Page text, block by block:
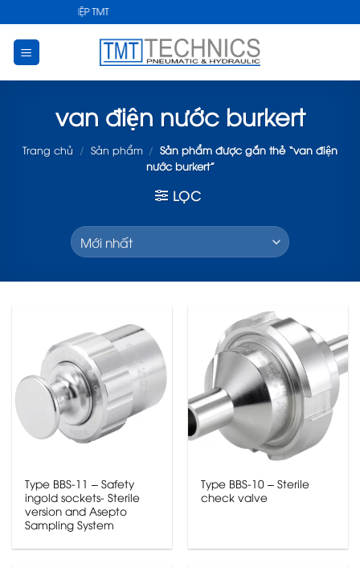
to
content
NGHIỆP TMT
van điện nước burkert
Trang chủ / Sản phẩm / Sản phẩm được gắn thẻ “van điện
nước burkert”
LỌC
Type BBS-11 – Safety
ingold sockets- Sterile
version and Asepto
Sampling System
Type BBS-10 – Sterile
check valve